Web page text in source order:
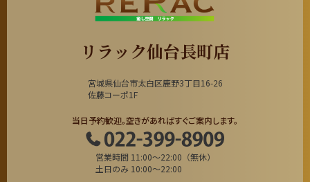
リラック仙台長町店
宮城県仙台市太白区鹿野3丁目16-26
佐藤コーポ1F
当日予約歓迎。空きがあればすぐご案内します。
営業時間 11:00～22:00（無休）
土日のみ 10:00～22:00